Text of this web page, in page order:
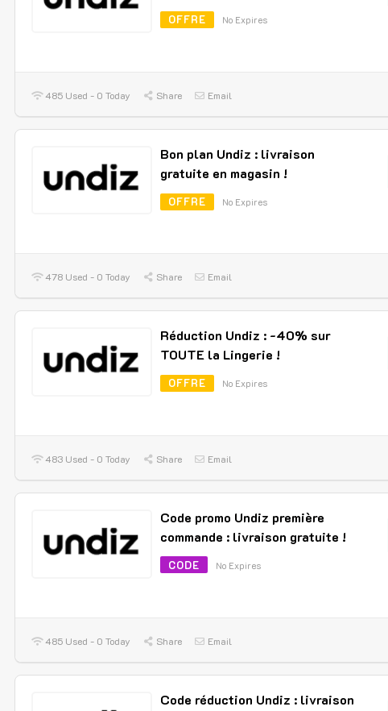
OFFRE No Expires
485 Used - 0 Today Share Email
Bon plan Undiz : livraison
gratuite en magasin !
OFFRE No Expires
478 Used - 0 Today Share Email
Réduction Undiz : -40% sur
TOUTE la Lingerie !
OFFRE No Expires
483 Used - 0 Today Share Email
Code promo Undiz première
commande : livraison gratuite !
CODE No Expires
485 Used - 0 Today Share Email
Code réduction Undiz : livraison